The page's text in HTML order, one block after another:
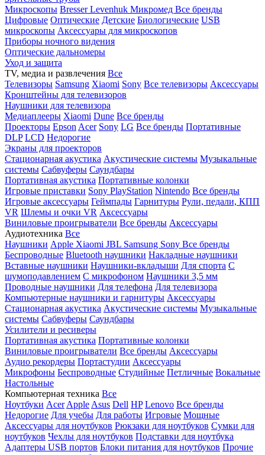
Микроскопы BresserLevenhuk Микромед Все бренды
Цифровые Оптические Детские Биологические USB
микроскопы Аксессуары для микроскопов
Приборы ночного видения
Оптические дальномеры
Уход и защита
TV, медиа и развлечения Все
Телевизоры Samsung Xiaomi Sony Все телевизоры Аксессуары
Кронштейны для телевизоров
Наушники для телевизора
Медиаплееры Xiaomi Dune Все бренды
Проекторы Epson Acer Sony LG Все бренды Портативные
DLP LCD Недорогие
Экраны для проекторов
Стационарная акустика Акустические системы Музыкальные
системы Сабвуферы Саундбары
Портативная акустика Портативные колонки
Игровые приставки Sony PlayStation Nintendo Все бренды
Игровые аксессуары Геймпады Гарнитуры Рули, педали, КПП
VR Шлемы и очки VR Аксессуары
Виниловые проигрыватели Все бренды Аксессуары
Аудиотехника Все
Наушники Apple Xiaomi JBL Samsung Sony Все бренды
Беспроводные Bluetooth наушники Накладные наушники
Вставные наушники Наушники-вкладыши Для спорта С
шумоподавлением С микрофоном Наушники 3,5 мм
Проводные наушники Для телефона Для телевизора
Компьютерные наушники и гарнитуры Аксессуары
Стационарная акустика Акустические системы Музыкальные
системы Сабвуферы Саундбары
Усилители и ресиверы
Портативная акустика Портативные колонки
Виниловые проигрыватели Все бренды Аксессуары
Аудио рекордеры Портастудии Аксессуары
Микрофоны Беспроводные Студийные Петличные Вокальные
Настольные
Компьютерная техника Все
Ноутбуки Acer Apple Asus Dell HP Lenovo Все бренды
Недорогие Для учебы Для работы Игровые Мощные
Аксессуары для ноутбуков Рюкзаки для ноутбуков Сумки для
ноутбуков Чехлы для ноутбуков Подставки для ноутбука
Адаптеры USB портов Блоки питания для ноутбуков Прочие